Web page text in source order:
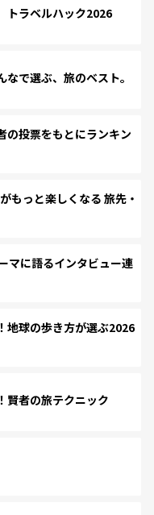
ラベルハック2026
で選ぶ、旅のベスト。
投票をもとにランキン
っと楽しくなる 旅先・
マに語るインタビュー連
地球の歩き方が選ぶ2026
賢者の旅テクニック